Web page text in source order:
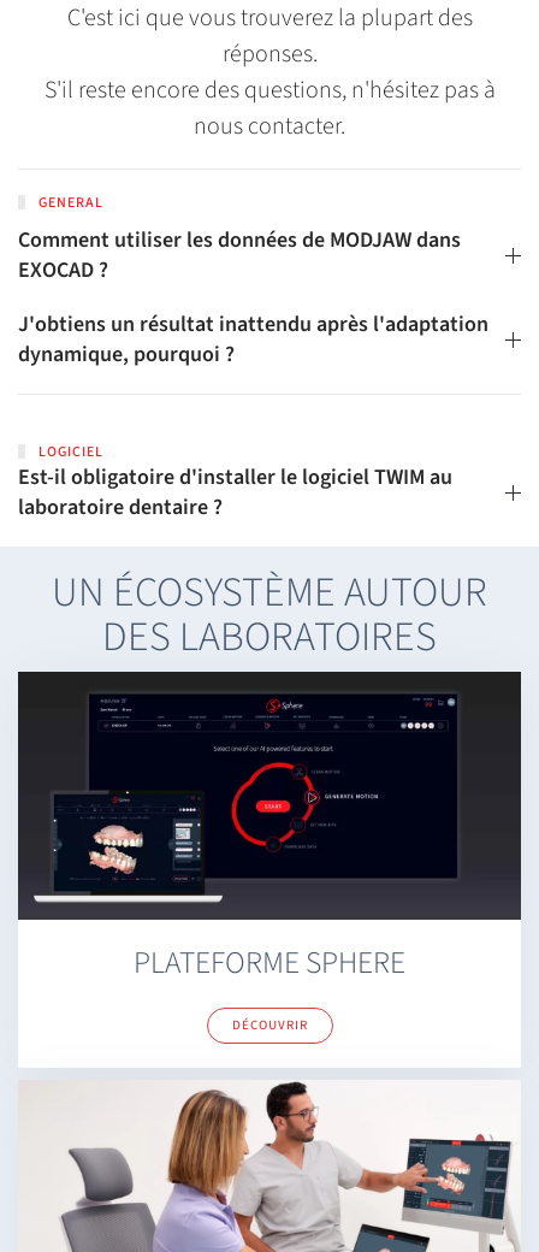
C'est ici que vous trouverez la plupart des
réponses.
S'il reste encore des questions, n'hésitez pas à
nous contacter.
GENERAL
Comment utiliser les données de MODJAW dans
EXOCAD ?
J'obtiens un résultat inattendu après l'adaptation
dynamique, pourquoi ?
LOGICIEL
Est-il obligatoire d'installer le logiciel TWIM au
laboratoire dentaire ?
UN ÉCOSYSTÈME AUTOUR
DES LABORATOIRES
PLATEFORME SPHERE
DÉCOUVRIR